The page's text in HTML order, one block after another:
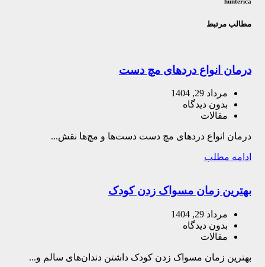
مطالب مرتبط
درمان انواع دردهای مچ دست
مرداد 29, 1404
بدون دیدگاه
مقالات
درمان انواع دردهای مچ دست دست‌ها و مچ‌ها نقش...
ادامه مطلب
بهترین زمان مسواک زدن کودک
مرداد 29, 1404
بدون دیدگاه
مقالات
بهترین زمان مسواک زدن کودک داشتن دندان‌های سالم و...